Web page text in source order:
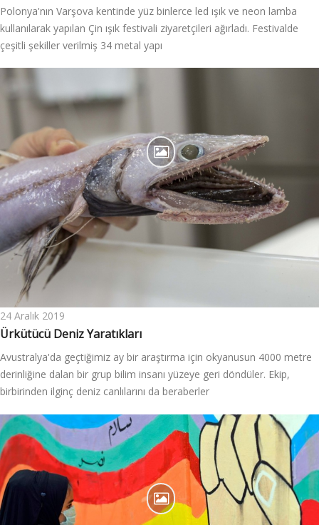
Polonya'nın Varşova kentinde yüz binlerce led ışık ve neon lamba
kullanılarak yapılan Çin ışık festivali ziyaretçileri ağırladı. Festivalde
çeşitli şekiller verilmiş 34 metal yapı
24 Aralık 2019
Ürkütücü Deniz Yaratıkları
Avustralya'da geçtiğimiz ay bir araştırma için okyanusun 4000 metre
derinliğine dalan bir grup bilim insanı yüzeye geri döndüler. Ekip,
birbirinden ilginç deniz canlılarını da beraberler